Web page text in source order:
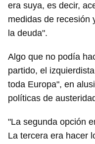
era suya, es decir,
medidas de recesión
la deuda".
Algo que no podía
partido, el
toda Europa", en
políticas de
"La segunda opción
La tercera era hacer